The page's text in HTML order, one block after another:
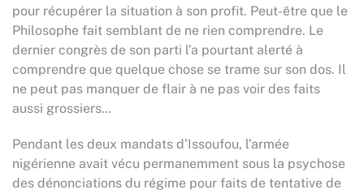
pour récupérer la situation à son profit. Peut-être que le
Philosophe fait semblant de ne rien comprendre. Le
dernier congrès de son parti l’a pourtant alerté à
comprendre que quelque chose se trame sur son dos. Il
ne peut pas manquer de flair à ne pas voir des faits
aussi grossiers…
Pendant les deux mandats d’Issoufou, l’armée
nigérienne avait vécu permanemment sous la psychose
des dénonciations du régime pour faits de tentative de